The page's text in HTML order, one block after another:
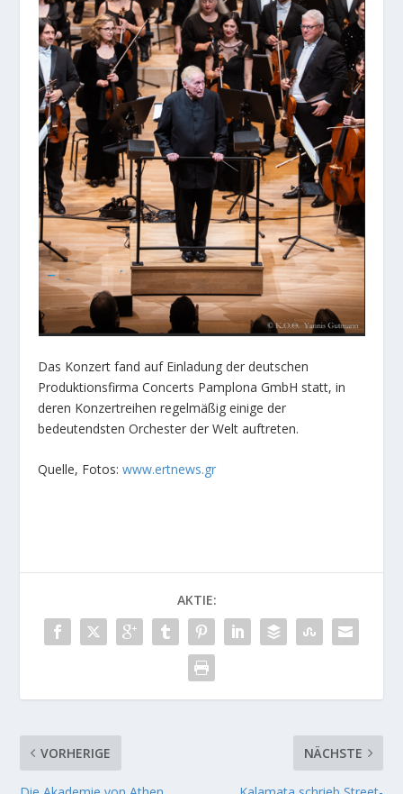
Das Konzert fand auf Einladung der deutschen
Produktionsfirma Concerts Pamplona GmbH statt, in
deren Konzertreihen regelmäßig einige der
bedeutendsten Orchester der Welt auftreten.
Quelle, Fotos:www.ertnews.gr
AKTIE:
VORHERIGE NÄCHSTE